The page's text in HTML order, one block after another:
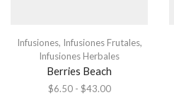
Infusiones, Infusiones Frutales,
Infusiones Herbales
Berries Beach
$6.50 - $43.00